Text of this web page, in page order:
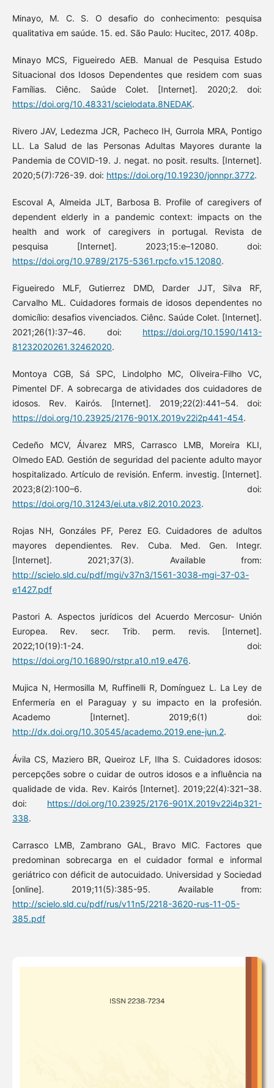
Minayo, M. C. S. O desafio do conhecimento: pesquisa
qualitativa em saúde. 15. ed. São Paulo: Hucitec, 2017. 408p.
Minayo MCS, Figueiredo AEB. Manual de Pesquisa Estudo
Situacional dos Idosos Dependentes que residem com suas
Famílias. Ciênc. Saúde Colet. [Internet]. 2020;2. doi:
https://doi.org/10.48331/scielodata.8NEDAK.
Rivero JAV, Ledezma JCR, Pacheco IH, Gurrola MRA, Pontigo
LL. La Salud de las Personas Adultas Mayores durante la
Pandemia de COVID-19. J. negat. no posit. results. [Internet].
2020;5(7):726-39. doi: https://doi.org/10.19230/jonnpr.3772.
Escoval A, Almeida JLT, Barbosa B. Profile of caregivers of
dependent elderly in a pandemic context: impacts on the
health and work of caregivers in portugal. Revista de
pesquisa [Internet]. 2023;15:e–12080. doi:
https://doi.org/10.9789/2175-5361.rpcfo.v15.12080.
Figueiredo MLF, Gutierrez DMD, Darder JJT, Silva RF,
Carvalho ML. Cuidadores formais de idosos dependentes no
domicílio: desafios vivenciados. Ciênc. Saúde Colet. [Internet].
2021;26(1):37–46. doi: https://doi.org/10.1590/1413-
81232020261.32462020.
Montoya CGB, Sá SPC, Lindolpho MC, Oliveira-Filho VC,
Pimentel DF. A sobrecarga de atividades dos cuidadores de
idosos. Rev. Kairós. [Internet]. 2019;22(2):441–54. doi:
https://doi.org/10.23925/2176-901X.2019v22i2p441-454.
Cedeño MCV, Álvarez MRS, Carrasco LMB, Moreira KLI,
Olmedo EAD. Gestión de seguridad del paciente adulto mayor
hospitalizado. Artículo de revisión. Enferm. investig. [Internet].
2023;8(2):100–6. doi:
https://doi.org/10.31243/ei.uta.v8i2.2010.2023.
Rojas NH, Gonzáles PF, Perez EG. Cuidadores de adultos
mayores dependientes. Rev. Cuba. Med. Gen. Integr.
[Internet]. 2021;37(3). Available from:
http://scielo.sld.cu/pdf/mgi/v37n3/1561-3038-mgi-37-03-
e1427.pdf
Pastori A. Aspectos jurídicos del Acuerdo Mercosur- Unión
Europea. Rev. secr. Trib. perm. revis. [Internet].
2022;10(19):1-24. doi:
https://doi.org/10.16890/rstpr.a10.n19.e476.
Mujica N, Hermosilla M, Ruffinelli R, Domínguez L. La Ley de
Enfermería en el Paraguay y su impacto en la profesión.
Academo [Internet]. 2019;6(1) doi:
http://dx.doi.org/10.30545/academo.2019.ene-jun.2.
Ávila CS, Maziero BR, Queiroz LF, Ilha S. Cuidadores idosos:
percepções sobre o cuidar de outros idosos e a influência na
qualidade de vida. Rev. Kairós [Internet]. 2019;22(4):321–38.
doi: https://doi.org/10.23925/2176-901X.2019v22i4p321-
338.
Carrasco LMB, Zambrano GAL, Bravo MIC. Factores que
predominan sobrecarga en el cuidador formal e informal
geriátrico con déficit de autocuidado. Universidad y Sociedad
[online]. 2019;11(5):385-95. Available from:
http://scielo.sld.cu/pdf/rus/v11n5/2218-3620-rus-11-05-
385.pdf